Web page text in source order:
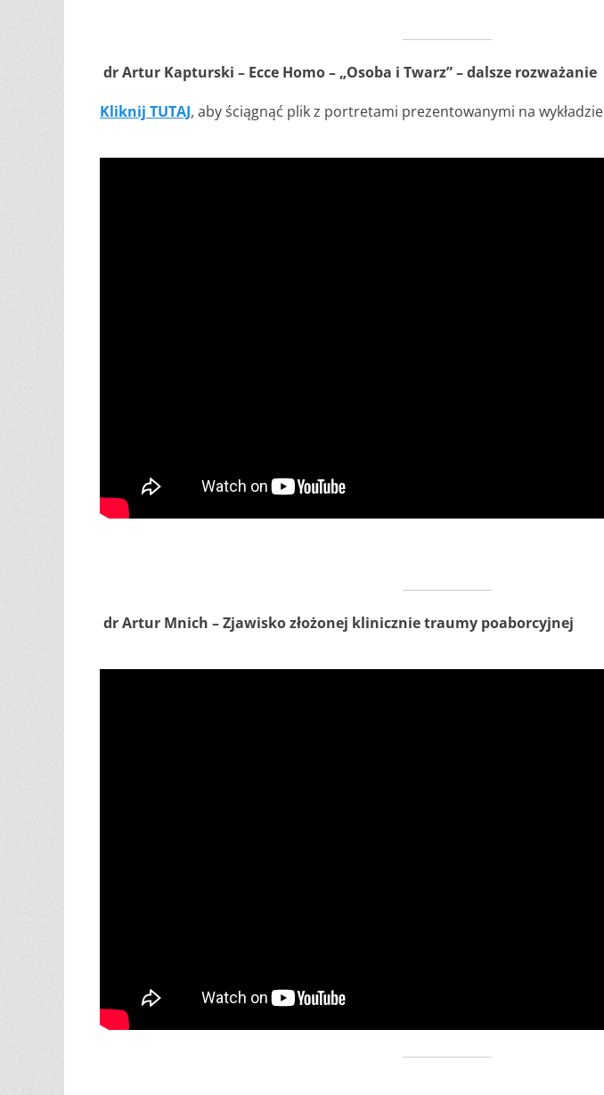
dr Artur Kapturski – Ecce Homo – „Osoba i Twarz” – dalsze rozważanie
Kliknij TUTAJ, aby ściągnąć plik z portretami prezentowanymi na wykładzie
dr Artur Mnich – Zjawisko złożonej klinicznie traumy poaborcyjnej